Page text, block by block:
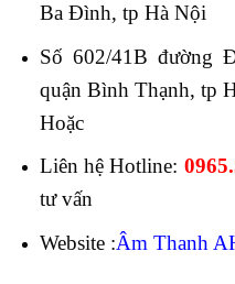
Ba Đình, tp Hà Nội
Số 602/41B đường
quận Bình Thạnh, tp
Hoặc
Liên hệ Hotline:
tư vấn
Website :Âm Thanh